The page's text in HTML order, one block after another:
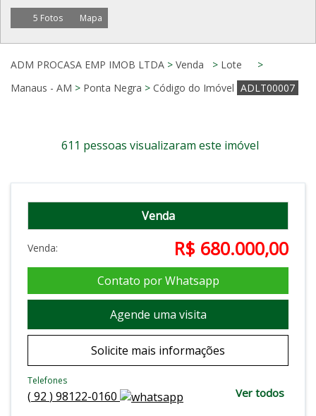
5 Fotos Mapa
ADM PROCASA EMP IMOB LTDA > Venda > Lote
>
Manaus - AM > Ponta Negra > Código do Imóvel ADLT00007
611 pessoas visualizaram este imóvel
Venda
Venda: R$ 680.000,00
Contato por Whatsapp
Agende uma visita
Solicite mais informações
Telefones
(92 ) 98122-0160 Ver todos